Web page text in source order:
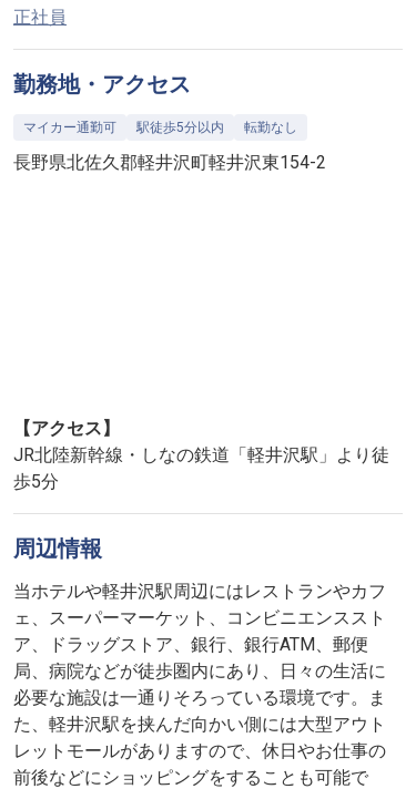
正社員
勤務地・アクセス
マイカー通勤可 駅徒歩5分以内 転勤なし
長野県北佐久郡軽井沢町軽井沢東154-2
【アクセス】
JR北陸新幹線・しなの鉄道「軽井沢駅」より徒
歩5分
周辺情報
当ホテルや軽井沢駅周辺にはレストランやカフ
ェ、スーパーマーケット、コンビニエンススト
ア、ドラッグストア、銀行、銀行ATM、郵便
局、病院などが徒歩圏内にあり、日々の生活に
必要な施設は一通りそろっている環境です。ま
た、軽井沢駅を挟んだ向かい側には大型アウト
レットモールがありますので、休日やお仕事の
前後などにショッピングをすることも可能で